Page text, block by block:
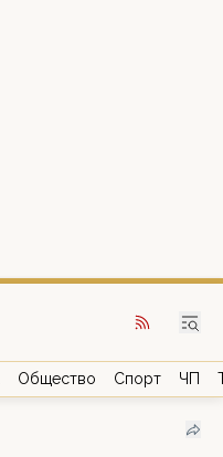
Общество Спорт ЧП